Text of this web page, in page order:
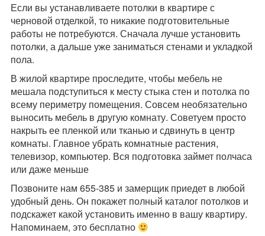
Если вы устанавливаете потолки в квартире с
черновой отделкой, то никакие подготовительные
работы не потребуются. Сначала лучше установить
потолки, а дальше уже заниматься стенами и укладкой
пола.
В жилой квартире проследите, чтобы мебель не
мешала подступиться к месту стыка стен и потолка по
всему периметру помещения. Совсем необязательно
выносить мебель в другую комнату. Советуем просто
накрыть ее пленкой или тканью и сдвинуть в центр
комнаты. Главное убрать комнатные растения,
телевизор, компьютер. Вся подготовка займет полчаса
или даже меньше
Позвоните нам 655-385 и замерщик приедет в любой
удобный день. Он покажет полный каталог потолков и
подскажет какой установить именно в вашу квартиру.
Напоминаем, это бесплатно